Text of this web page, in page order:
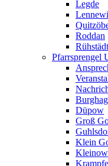
Legde
Roddan
Rühstädt
Pfarrsprengel
Düpow
Groß
Klein
Kleinow